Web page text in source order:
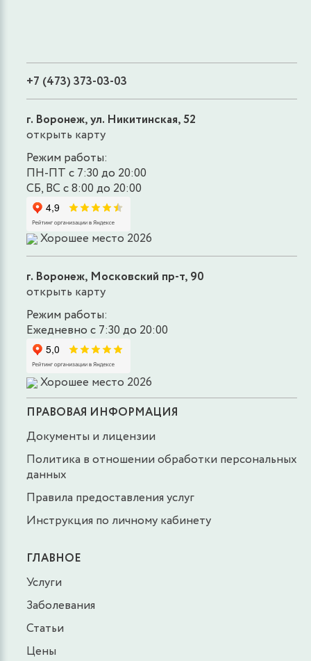
+7 (473) 373-03-03
г. Воронеж, ул. Никитинская, 52
открыть карту
Режим работы:
ПН-ПТ с 7:30 до 20:00
СБ, ВС с 8:00 до 20:00
Хорошее место 2026
г. Воронеж, Московский пр-т, 90
открыть карту
Режим работы:
Ежедневно с 7:30 до 20:00
Хорошее место 2026
ПРАВОВАЯ ИНФОРМАЦИЯ
Документы и лицензии
Политика в отношении обработки персональных
данных
Правила предоставления услуг
Инструкция по личному кабинету
ГЛАВНОЕ
Услуги
Заболевания
Статьи
Цены